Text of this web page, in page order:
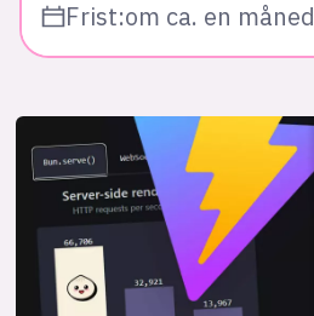
Frist:om ca. en måned